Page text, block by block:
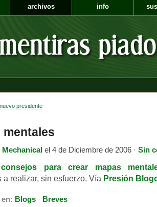
archivos info
presidente
mentales
Mechanical el 4 de Diciembre de 2006 · Sin
para crear mapas
a realizar, sin esfuerzo. Vía Presión
Blogs · Breves